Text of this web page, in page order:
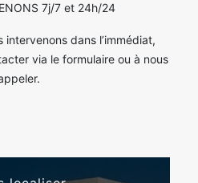
7j/7 et 24h/24
intervenons dans l’immédiat,
via le formulaire ou à nous